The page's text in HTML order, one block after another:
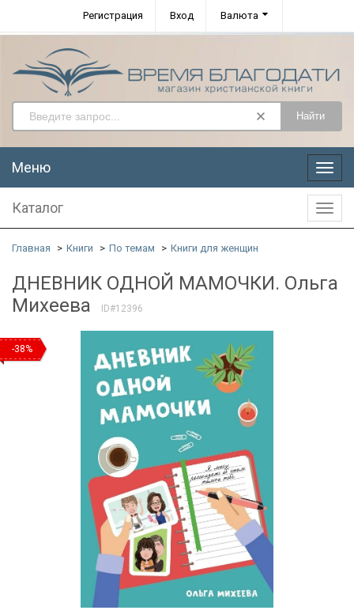
Регистрация Вход Валюта
Найти
Меню
Меню
Каталог
Главная Книги По темам Книги для женщин
ДНЕВНИК ОДНОЙ МАМОЧКИ. Ольга
Михеева
ID#12396
-38%